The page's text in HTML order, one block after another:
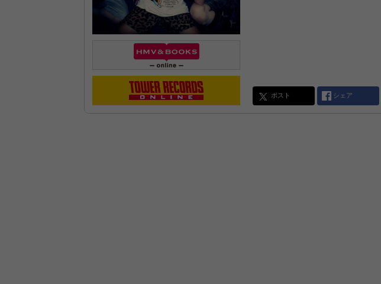
ポスト シェア